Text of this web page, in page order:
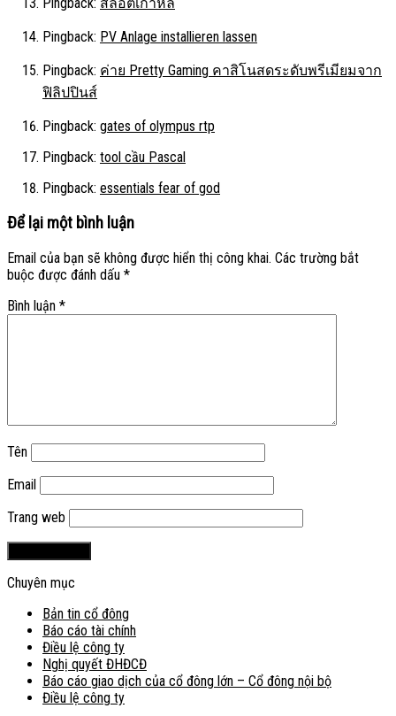
Pingback: PV Anlage installieren lassen
Pingback: ค่าย Pretty Gaming คาสิโนสดระดับพรีเมียมจาก
ฟิลิปปินส์
Pingback: gates of olympus rtp
Pingback: tool cầu Pascal
Pingback: essentials fear of god
Để lại một bình luận
Email của bạn sẽ không được hiển thị công khai. Các trường bắt
buộc được đánh dấu *
Bình luận *
Tên
Email
Trang web
Chuyên mục
Bản tin cổ đông
Báo cáo tài chính
Điều lệ công ty
Nghị quyết ĐHĐCĐ
Báo cáo giao dịch của cổ đông lớn – Cổ đông nội bộ
Điều lệ công ty